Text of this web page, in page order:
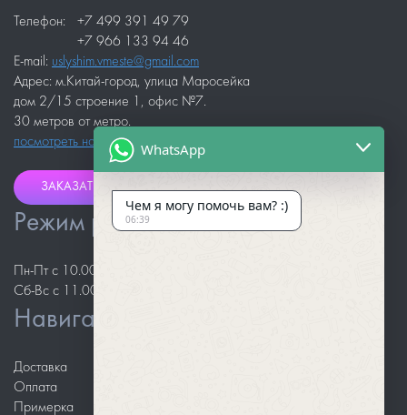
Телефон:
+7 499 391 49 79
+7 966 133 94 46
E-mail: uslyshim.vmeste@gmail.com
Адрес: м.Китай-город, улица Маросейка
дом 2/15 строение 1, офис №7.
30 метров от метро.
посмотреть на карте
ЗАКАЗАТЬ ЗВОНОК
Режим работы
Пн-Пт с 10.00 до 18.00
Сб-Вс с 11.00 до 18.00
Навигация
Доставка
Оплата
Примерка
WhatsApp
Чем я могу помочь вам? :)
06:39